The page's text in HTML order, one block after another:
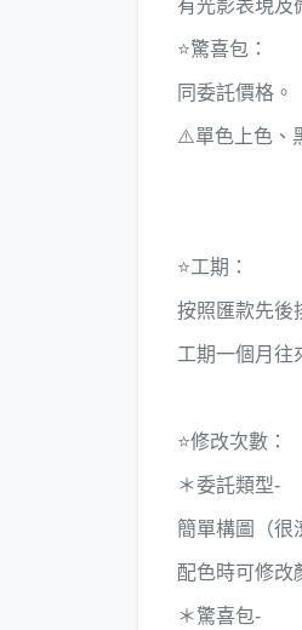
有光影表現及
⭐️驚喜包：
同委託價格。
⚠️單色上色、
⭐️工期：
按照匯款先後
工期一個月往
⭐️修改次數：
＊委託類型-
簡單構圖（很
配色時可修改
＊驚喜包-